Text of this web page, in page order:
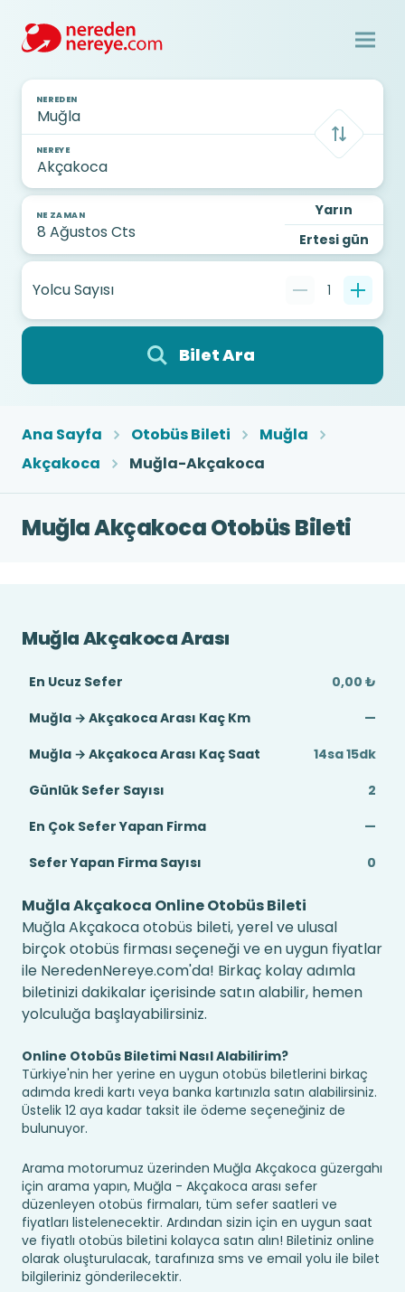
NEREDEN
NEREYE
NE ZAMAN
Yarın
Ertesi gün
Yolcu Sayısı 1
Bilet Ara
Ana Sayfa Otobüs Bileti
Muğla
Akçakoca
Muğla-Akçakoca
Muğla Akçakoca Otobüs Bileti
Muğla Akçakoca Arası
En Ucuz Sefer
0,00 ₺
Muğla → Akçakoca Arası Kaç Km
—
Muğla → Akçakoca Arası Kaç Saat
14sa 15dk
Günlük Sefer Sayısı
2
En Çok Sefer Yapan Firma
—
Sefer Yapan Firma Sayısı
0
Muğla Akçakoca Online Otobüs Bileti
Muğla Akçakoca otobüs bileti, yerel ve ulusal
birçok otobüs firması seçeneği ve en uygun fiyatlar
ile NeredenNereye.com'da! Birkaç kolay adımla
biletinizi dakikalar içerisinde satın alabilir, hemen
yolculuğa başlayabilirsiniz.
Online Otobüs Biletimi Nasıl Alabilirim?
Türkiye'nin her yerine en uygun otobüs biletlerini birkaç
adımda kredi kartı veya banka kartınızla satın alabilirsiniz.
Üstelik 12 aya kadar taksit ile ödeme seçeneğiniz de
bulunuyor.
Arama motorumuz üzerinden Muğla Akçakoca güzergahı
için arama yapın, Muğla - Akçakoca arası sefer
düzenleyen otobüs firmaları, tüm sefer saatleri ve
fiyatları listelenecektir. Ardından sizin için en uygun saat
ve fiyatlı otobüs biletini kolayca satın alın! Biletiniz online
olarak oluşturulacak, tarafınıza sms ve email yolu ile bilet
bilgileriniz gönderilecektir.